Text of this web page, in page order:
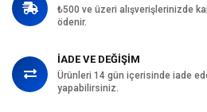
₺500 ve üzeri alışverişlerinizde
ödenir.
İADE VE DEĞİŞİM
Ürünleri 14 gün içerisinde iade
yapabilirsiniz.